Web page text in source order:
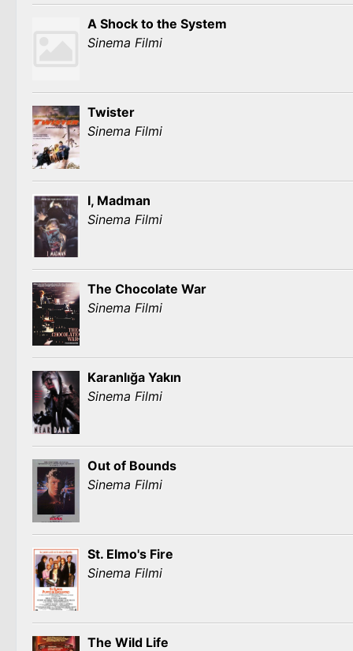
A Shock to the System
Sinema Filmi
Twister
Sinema Filmi
I, Madman
Sinema Filmi
The Chocolate War
Sinema Filmi
Karanlığa Yakın
Sinema Filmi
Out of Bounds
Sinema Filmi
St. Elmo's Fire
Sinema Filmi
The Wild Life